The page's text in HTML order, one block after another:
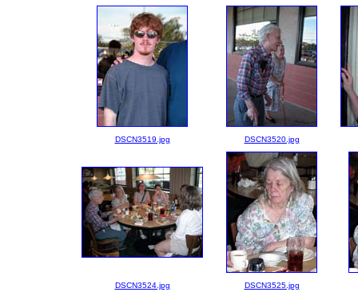
DSCN3519.jpg DSCN3520.jpg
DSCN3524.jpg DSCN3525.jpg